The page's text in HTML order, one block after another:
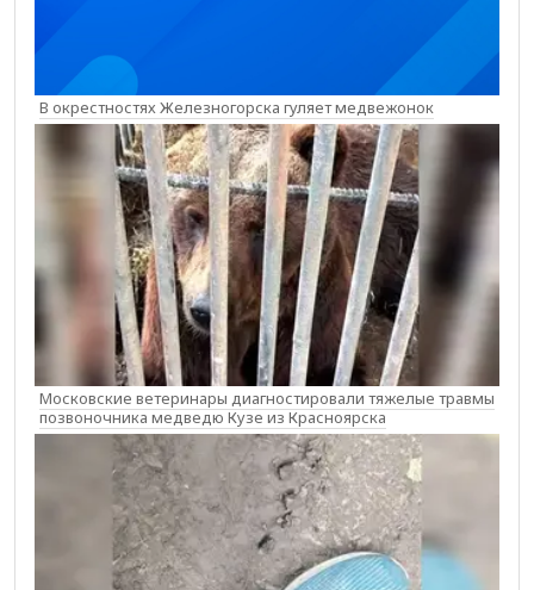
В окрестностях Железногорска гуляет медвежонок
Московские ветеринары диагностировали тяжелые травмы
позвоночника медведю Кузе из Красноярска